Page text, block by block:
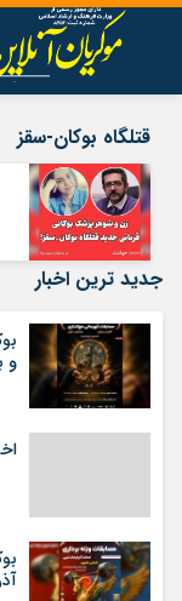
قتلگاه بوکان-سقز
جدید ترین اخبار
و